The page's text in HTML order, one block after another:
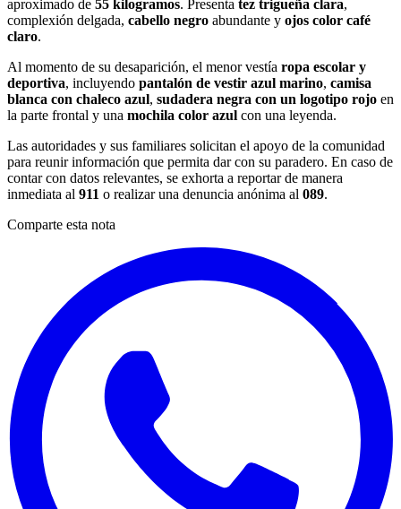
aproximado de 55 kilogramos. Presenta tez trigueña clara,
complexión delgada, cabello negro abundante y ojos color café
claro.
Al momento de su desaparición, el menor vestía ropa escolar y
deportiva, incluyendo pantalón de vestir azul marino, camisa
blanca con chaleco azul, sudadera negra con un logotipo rojo en
la parte frontal y una mochila color azul con una leyenda.
Las autoridades y sus familiares solicitan el apoyo de la comunidad
para reunir información que permita dar con su paradero. En caso de
contar con datos relevantes, se exhorta a reportar de manera
inmediata al 911 o realizar una denuncia anónima al 089.
Comparte esta nota